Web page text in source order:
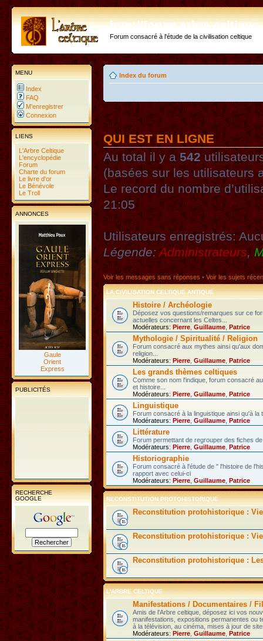
http://forum.arbre-
Forum consacré à l'étude de la civilisation celtique
MENU
Index
FAQ
M’enregistrer
Connexion
LIENS
L'Arbre Celtique
L'encyclopédie
Forum
Charte du forum
Le livre d'or
Le Bénévole
Le Troll
ANNONCES
Gaule
Orient
Express
PUBLICITÉS
RECHERCHE
GOOGLE
Index du forum
QUI EST EN LIGNE
Au total il y a542
(basées sur les utilisateurs
Le record du nombre
21:05
Utilisateurs enregistrés:
Légende:Administrateurs,
Voir les messages sans réponses•Voir les sujets
LA CIVILISATION CELTIQUE ANTIQUE
Histoire / Archéologie
Déposez vos questions/remarques sur ce
actuelles concernant les Celtes...
Modérateurs: Pierre Guillaume Patrice
Mythologie / Spiritualité / Religion
Forum consacré aux mythes ainsi qu'aux
religion...
Modérateurs: Pierre Guillaume Patrice
Les grands thèmes celtiques
Comme son nom l'indique, forum consacré
et histoire...
Modérateurs: Pierre Guillaume Patrice
Linguistique
Forum consacré à la linguistique ainsi qu'à la
Modérateurs: Pierre Guillaume Patrice
Littérature
Forum permettant de regrouper des fiches
Modérateurs: Pierre Guillaume Patrice
Historiographie
Forum consacré à l'étude de " l'histoire de
rapport avec celui-ci
Modérateurs: Pierre Guillaume Patrice
RECONSTITUTION PROTOHISTORIQUE
Reconstitution protohistorique :
Reconstitution protohistorique :
Reconstitution protohistorique :
L'ARBRE CELTIQUE
Manifestations / Documentaires /
Amis de l'Arbre celtique, déposez ici vos
manifestations, expositions permanentes ou
à la télévision, au cinéma, mises à jour de
Modérateurs: Pierre Guillaume Patrice